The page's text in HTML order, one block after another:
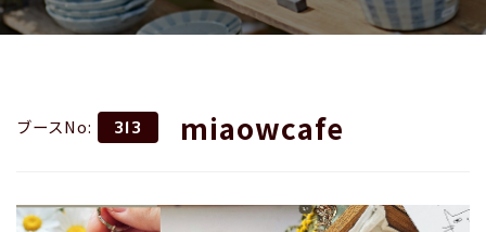
ブースNo: 313 miaowcafe